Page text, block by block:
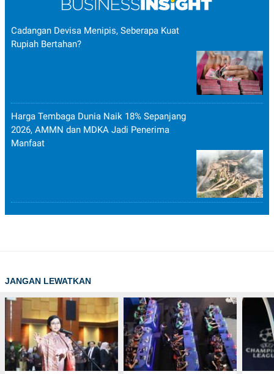
Cadangan Devisa Menipis, Seberapa Kuat
Rupiah Bertahan?
Harga Tembaga Dunia Naik 18% Sepanjang
2026, AMMN dan MDKA Jadi Penerima
Manfaat
JANGAN LEWATKAN